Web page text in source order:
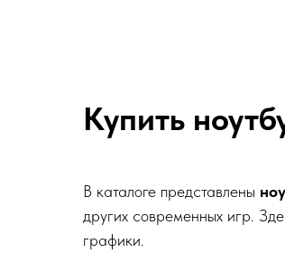
Купить
В каталоге представлены
других современных игр.
графики.